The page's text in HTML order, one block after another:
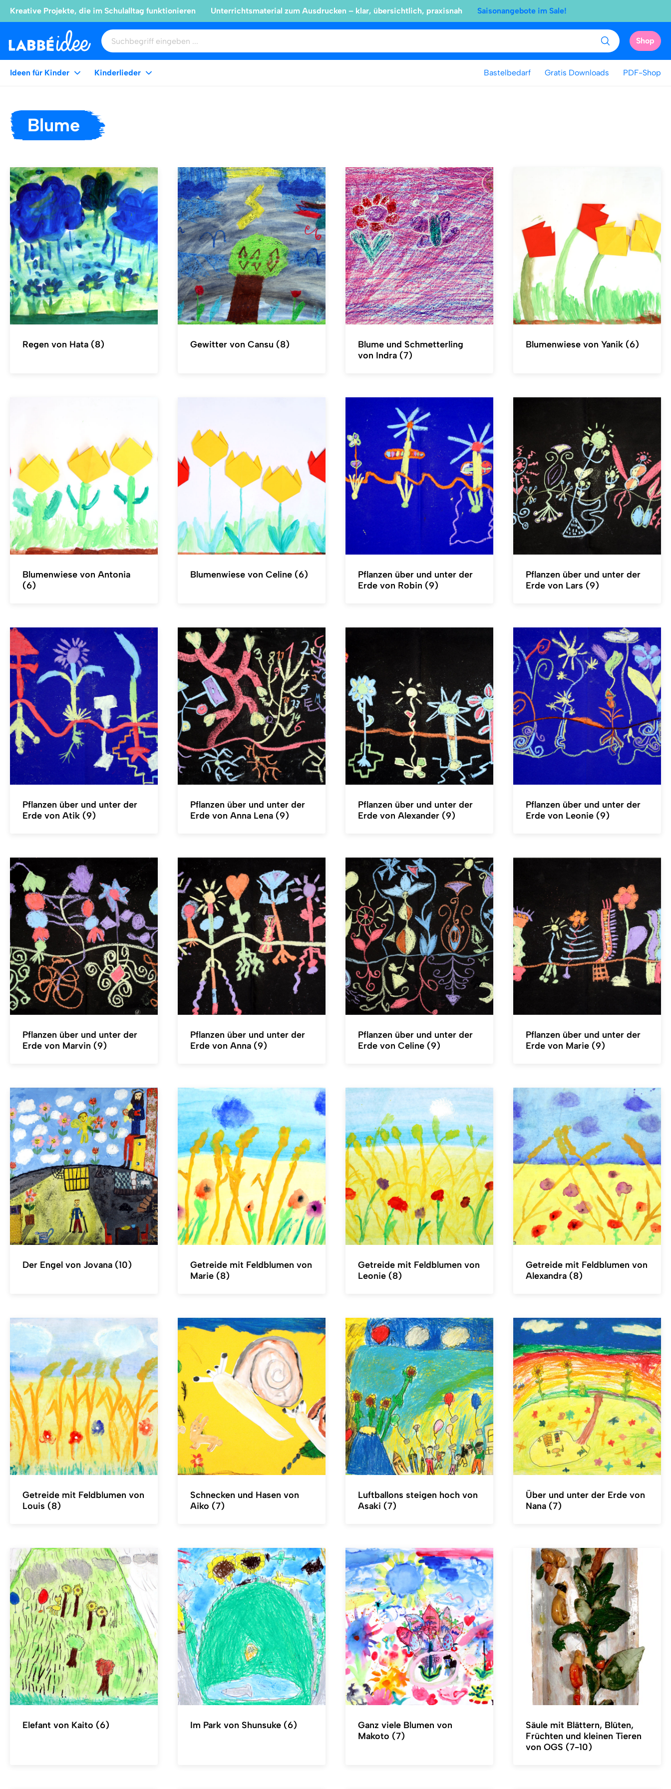
Kreative Projekte, die im Schulalltag funktionieren Unterrichtsmaterial zum Ausdrucken – klar, übersichtlich, praxisnah Saisonangebote im Sale!
Shop
Ideen für Kinder Kinderlieder Bastelbedarf Gratis Downloads PDF-Shop
Blume
Regen von Hata (8) Gewitter von Cansu (8)
Blume und Schmetterling
von Indra (7)
Blumenwiese von Yanik (6)
Blumenwiese von Antonia
(6)
Blumenwiese von Celine (6)
Pflanzen über und unter der
Erde von Robin (9)
Pflanzen über und unter der
Erde von Lars (9)
Pflanzen über und unter der
Erde von Atik (9)
Pflanzen über und unter der
Erde von Anna Lena (9)
Pflanzen über und unter der
Erde von Alexander (9)
Pflanzen über und unter der
Erde von Leonie (9)
Pflanzen über und unter der
Erde von Marvin (9)
Pflanzen über und unter der
Erde von Anna (9)
Pflanzen über und unter der
Erde von Celine (9)
Pflanzen über und unter der
Erde von Marie (9)
Der Engel von Jovana (10)
Getreide mit Feldblumen von
Marie (8)
Getreide mit Feldblumen von
Leonie (8)
Getreide mit Feldblumen von
Alexandra (8)
Getreide mit Feldblumen von
Louis (8)
Schnecken und Hasen von
Aiko (7)
Luftballons steigen hoch von
Asaki (7)
Über und unter der Erde von
Nana (7)
Elefant von Kaito (6) Im Park von Shunsuke (6)
Ganz viele Blumen von
Makoto (7)
Säule mit Blättern, Blüten,
Früchten und kleinen Tieren
von OGS (7-10)